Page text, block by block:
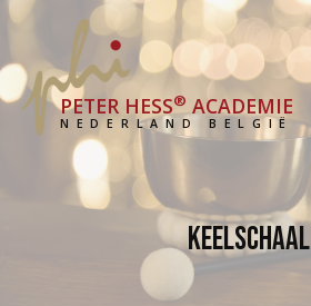
PETER HESS® ACADEMIE
NEDERLAND BELGIË
Keelschaal